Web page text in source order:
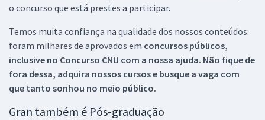
o concurso que está prestes a participar.
Temos muita confiança na qualidade dos nossos conteúdos:
foram milhares de aprovados em concursos públicos,
inclusive no Concurso CNU com a nossa ajuda. Não fique de
fora dessa, adquira nossos cursos e busque a vaga com
que tanto sonhou no meio público.
Gran também é Pós-graduação